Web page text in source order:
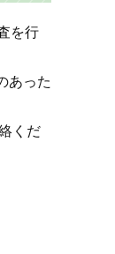
を行
あった
くだ